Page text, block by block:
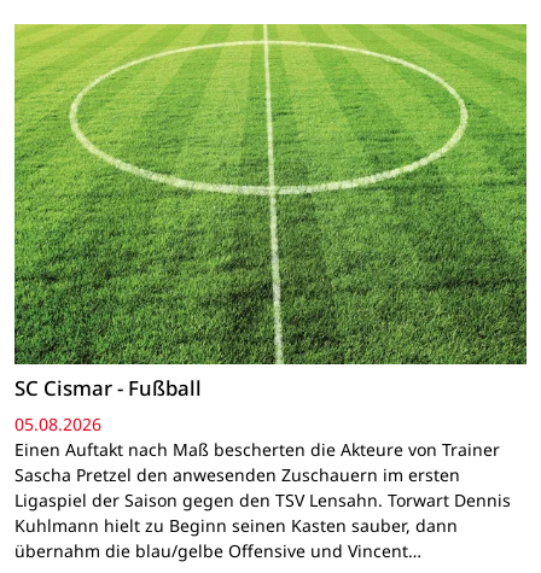
SC Cismar - Fußball
05.08.2026
Einen Auftakt nach Maß bescherten die Akteure von Trainer
Sascha Pretzel den anwesenden Zuschauern im ersten
Ligaspiel der Saison gegen den TSV Lensahn. Torwart Dennis
Kuhlmann hielt zu Beginn seinen Kasten sauber, dann
übernahm die blau/gelbe Offensive und Vincent…